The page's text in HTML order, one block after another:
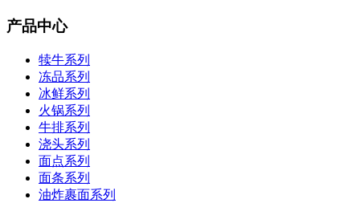
产品中心
犊牛系列
冻品系列
冰鲜系列
火锅系列
牛排系列
浇头系列
面点系列
面条系列
油炸裹面系列